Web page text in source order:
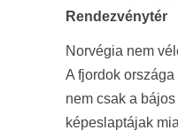
Rendezvénytér
Norvégia nem
A fjordok
nem csak a
képeslaptájak